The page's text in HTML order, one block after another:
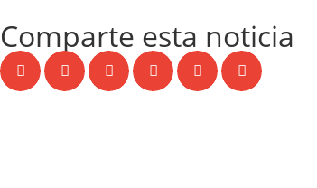
Comparte esta noticia